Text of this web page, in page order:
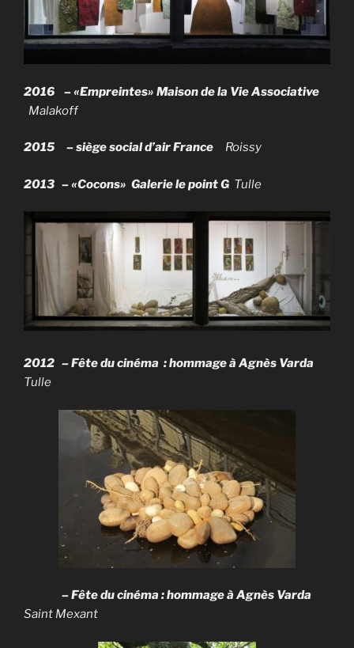
2016 – «Empreintes» Maison de la Vie Associative
Malakoff
2015 – siège social d’air France Roissy
2013 – «Cocons» Galerie le point G Tulle
2012 – Fête du cinéma : hommage à Agnès Varda
Tulle
– Fête du cinéma : hommage à Agnès Varda
Saint Mexant